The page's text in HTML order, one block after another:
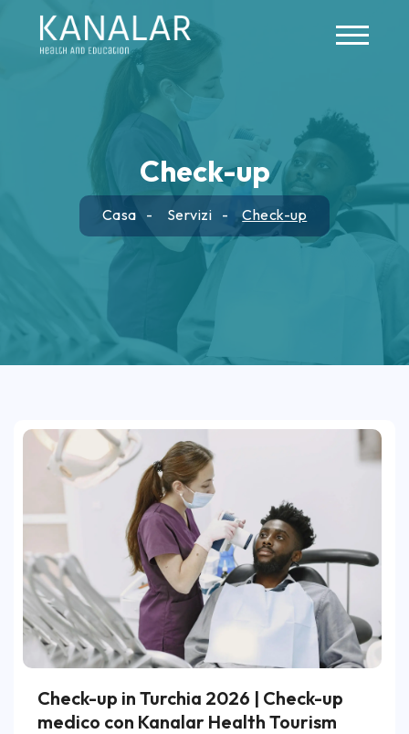
Check-up
Casa Servizi Check-up
Check-up in Turchia 2026 | Check-up
medico con Kanalar Health Tourism